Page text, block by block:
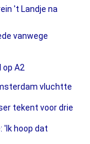
't Landje na
vanwege
op A2
vluchtte
tekent voor drie
'Ik hoop dat